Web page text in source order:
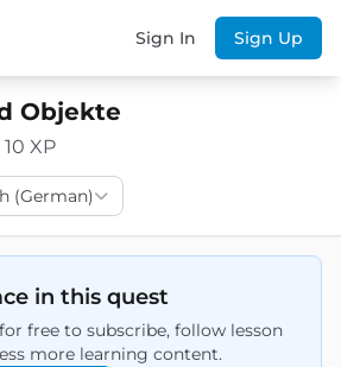
Sign In Sign Up
Objekte
10 XP
(German)
in this quest
free to subscribe, follow lesson
more learning content.